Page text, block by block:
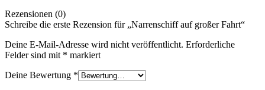
Rezensionen (0)
Schreibe die erste Rezension für „Narrenschiff auf großer Fahrt“
Deine E-Mail-Adresse wird nicht veröffentlicht. Erforderliche
Felder sind mit * markiert
Deine Bewertung *